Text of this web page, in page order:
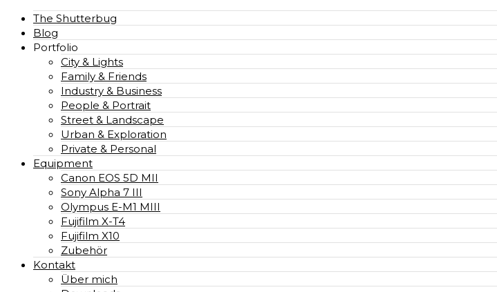
The Shutterbug
Blog
Portfolio
City & Lights
Family & Friends
Industry & Business
People & Portrait
Street & Landscape
Urban & Exploration
Private & Personal
Equipment
Canon EOS 5D MII
Sony Alpha 7 III
Olympus E-M1 MIII
Fujifilm X-T4
Fujifilm X10
Zubehör
Kontakt
Über mich